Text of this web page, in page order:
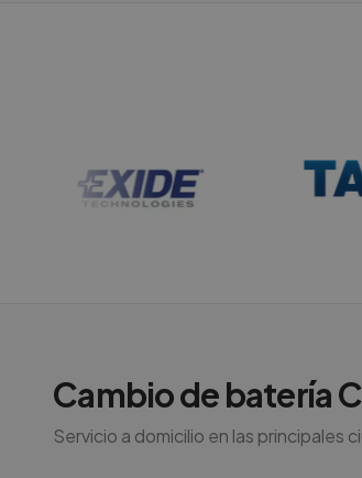
Cambio de batería
Servicio a domicilio en las principales